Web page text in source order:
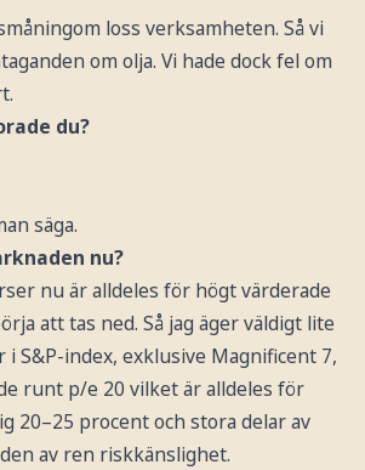
loss verksamheten. Så vi
om olja. Vi hade dock fel om
du?
säga.
nu?
nu är alldeles för högt värderade
att tas ned. Så jag äger väldigt lite
i S&P-index, exklusive Magnificent 7,
runt p/e 20 vilket är alldeles för
20–25 procent och stora delar av
av ren riskkänslighet.